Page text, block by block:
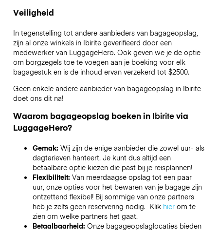
Veiligheid
In tegenstelling tot andere aanbieders van bagageopslag,
zijn al onze winkels in Ibiritegeverifieerd door een
medewerker van LuggageHero. Ook geven we je de optie
om borgzegels toe te voegen aan je boeking voor elk
bagagestuk en is de inhoud ervan verzekerd tot $2500.
Geen enkele andere aanbieder van bagageopslag in Ibirite
doet ons dit na!
Waarom bagageopslag boeken in Ibiritevia
LuggageHero?
Gemak: Wij zijn de enige aanbieder die zowel uur- als
dagtarieven hanteert. Je kunt dus altijd een
betaalbare optie kiezen die past bij je reisplannen!
Flexibiliteit: Van meerdaagse opslag tot een paar
uur, onze opties voor het bewaren van je bagage zijn
ontzettend flexibel! Bij sommige van onze partners
heb je zelfs geen reservering nodig. Klik hierom te
zien om welke partners het gaat.
Betaalbaarheid: Onze bagageopslaglocaties bieden